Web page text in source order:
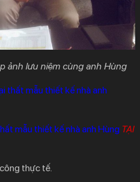
ảnh lưu niệm cùng anh Hùng
thất mẫu thiết kế nhà anh
mẫu thiết kế nhà anh Hùng TẠI
thực tế.